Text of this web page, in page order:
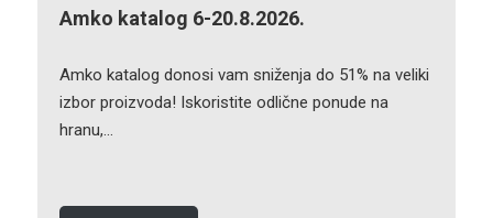
Amko katalog 6-20.8.2026.
Amko katalog donosi vam sniženja do 51% na veliki
izbor proizvoda! Iskoristite odlične ponude na
hranu,…